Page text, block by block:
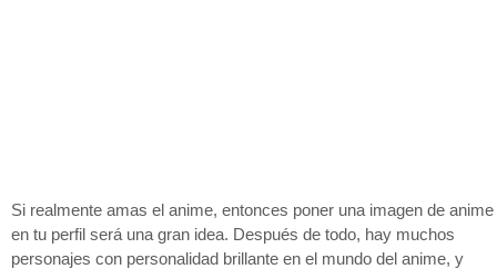
Si realmente amas el anime, entonces poner una imagen de anime
en tu perfil será una gran idea. Después de todo, hay muchos
personajes con personalidad brillante en el mundo del anime, y